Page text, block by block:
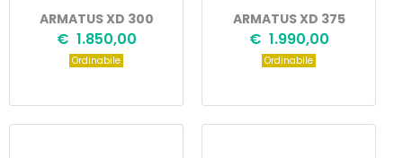
ARMATUS XD 300
€ 1.850,00
Ordinabile
ARMATUS XD 375
€ 1.990,00
Ordinabile